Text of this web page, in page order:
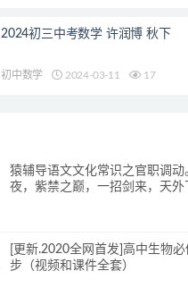
2024初三中考数学 许润博 秋下
初中数学 2024-03-11 17
猿辅导语文文化常识之官职调动
夜，紫禁之巅，一招剑来，天外
[更新.2020全网首发]高中生物必
步（视频和课件全套）